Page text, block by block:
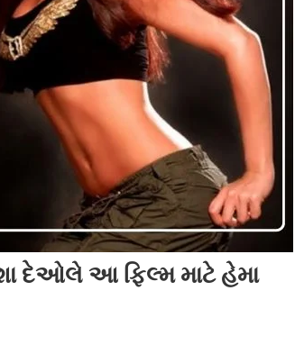
દેઓલે આ ફિલ્મ માટે હેમા